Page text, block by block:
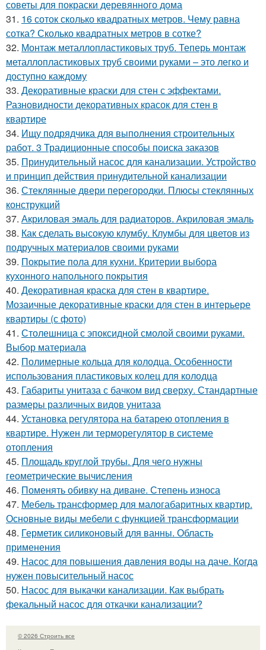
советы для покраски деревянного дома
31. 16 соток сколько квадратных метров. Чему равна
сотка? Сколько квадратных метров в сотке?
32. Монтаж металлопластиковых труб. Теперь монтаж
металлопластиковых труб своими руками – это легко и
доступно каждому
33. Декоративные краски для стен с эффектами.
Разновидности декоративных красок для стен в
квартире
34. Ищу подрядчика для выполнения строительных
работ. 3 Традиционные способы поиска заказов
35. Принудительный насос для канализации. Устройство
и принцип действия принудительной канализации
36. Стеклянные двери перегородки. Плюсы стеклянных
конструкций
37. Акриловая эмаль для радиаторов. Акриловая эмаль
38. Как сделать высокую клумбу. Клумбы для цветов из
подручных материалов своими руками
39. Покрытие пола для кухни. Критерии выбора
кухонного напольного покрытия
40. Декоративная краска для стен в квартире.
Мозаичные декоративные краски для стен в интерьере
квартиры (с фото)
41. Столешница с эпоксидной смолой своими руками.
Выбор материала
42. Полимерные кольца для колодца. Особенности
использования пластиковых колец для колодца
43. Габариты унитаза с бачком вид сверху. Стандартные
размеры различных видов унитаза
44. Установка регулятора на батарею отопления в
квартире. Нужен ли терморегулятор в системе
отопления
45. Площадь круглой трубы. Для чего нужны
геометрические вычисления
46. Поменять обивку на диване. Степень износа
47. Мебель трансформер для малогабаритных квартир.
Основные виды мебели с функцией трансформации
48. Герметик силиконовый для ванны. Область
применения
49. Насос для повышения давления воды на даче. Когда
нужен повысительный насос
50. Насос для выкачки канализации. Как выбрать
фекальный насос для откачки канализации?
© 2026 Строить все